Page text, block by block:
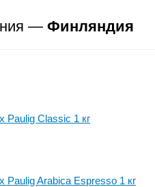
— Финляндия
Paulig Classic 1 кг
Paulig Arabica Espresso 1 кг